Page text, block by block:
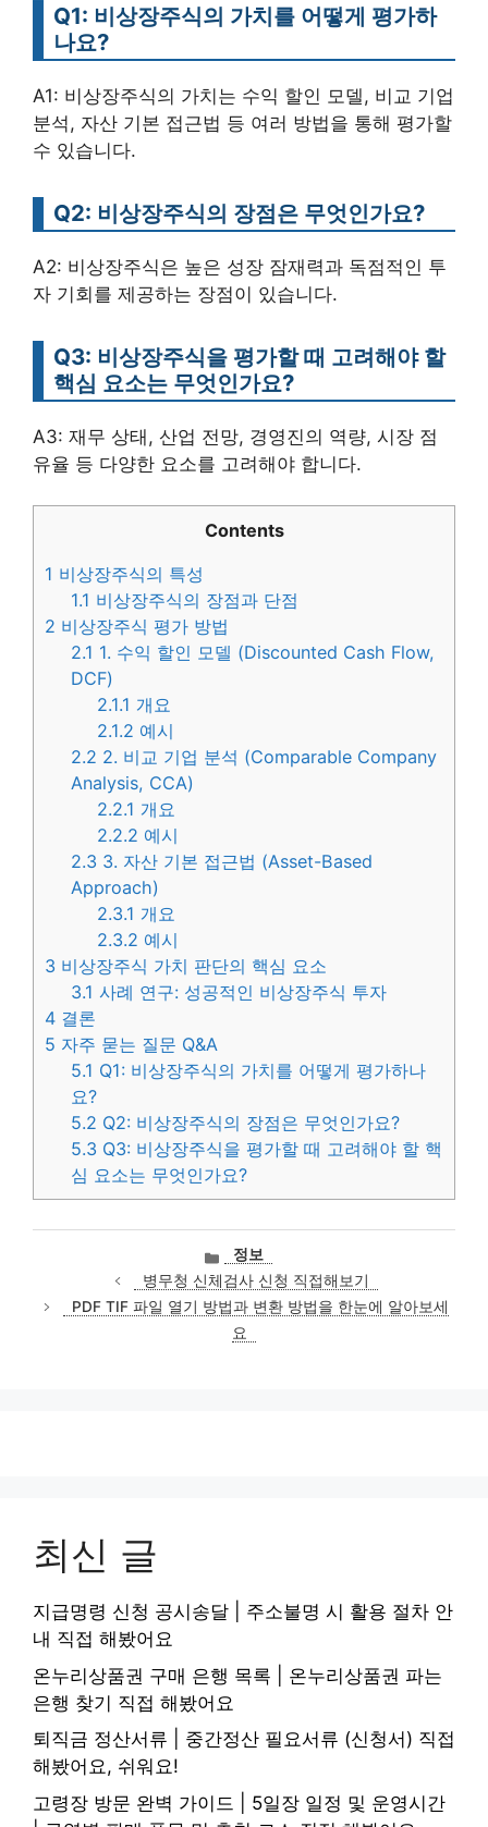
Q1: 비상장주식의 가치를 어떻게 평가하
나요?
A1: 비상장주식의 가치는 수익 할인 모델, 비교 기업
분석, 자산 기본 접근법 등 여러 방법을 통해 평가할
수 있습니다.
Q2: 비상장주식의 장점은 무엇인가요?
A2: 비상장주식은 높은 성장 잠재력과 독점적인 투
자 기회를 제공하는 장점이 있습니다.
Q3: 비상장주식을 평가할 때 고려해야 할
핵심 요소는 무엇인가요?
A3: 재무 상태, 산업 전망, 경영진의 역량, 시장 점
유율 등 다양한 요소를 고려해야 합니다.
Contents
1 비상장주식의 특성
1.1 비상장주식의 장점과 단점
2 비상장주식 평가 방법
2.1 1. 수익 할인 모델 (Discounted Cash Flow,
DCF)
2.1.1 개요
2.1.2 예시
2.2 2. 비교 기업 분석 (Comparable Company
Analysis, CCA)
2.2.1 개요
2.2.2 예시
2.3 3. 자산 기본 접근법 (Asset-Based
Approach)
2.3.1 개요
2.3.2 예시
3 비상장주식 가치 판단의 핵심 요소
3.1 사례 연구: 성공적인 비상장주식 투자
4 결론
5 자주 묻는 질문 Q&A
5.1 Q1: 비상장주식의 가치를 어떻게 평가하나
요?
5.2 Q2: 비상장주식의 장점은 무엇인가요?
5.3 Q3: 비상장주식을 평가할 때 고려해야 할 핵
심 요소는 무엇인가요?
카
테
고
리
정보
병무청 신체검사 신청 직접해보기
PDF TIF 파일 열기 방법과 변환 방법을 한눈에 알아보세
요
최신 글
지급명령 신청 공시송달 | 주소불명 시 활용 절차 안
내 직접 해봤어요
온누리상품권 구매 은행 목록 | 온누리상품권 파는
은행 찾기 직접 해봤어요
퇴직금 정산서류 | 중간정산 필요서류 (신청서) 직접
해봤어요, 쉬워요!
고령장 방문 완벽 가이드 | 5일장 일정 및 운영시간